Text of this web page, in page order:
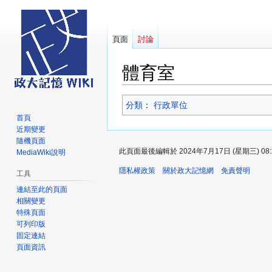
體育室
跳
至
導
跳
至
搜
分類 ：​ 行政單位
頁面 討論
首頁
近期變更
隨機頁面
MediaWiki說明
工具
連結至此的頁面
相關變更
特殊頁面
可列印版
固定連結
頁面資訊
此頁面最後編輯於 2024年7月17日 (星期三)
隱私權政策 關於政大記憶網 免責聲明